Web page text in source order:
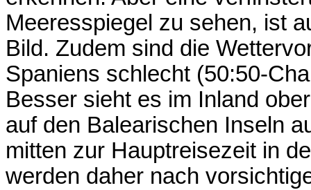
Meeresspiegel zu sehen, ist
Bild. Zudem sind die
Spaniens schlecht (50:50-
Besser sieht es im Inland
auf den Balearischen Inseln
mitten zur Hauptreisezeit in
werden daher nach